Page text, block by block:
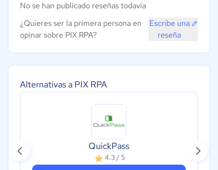
Alternativas a PIX RPA
QuickPass
4.3 / 5
No se han publicado reseñas todavía
¿Quieres ser la primera persona en
opinar sobre PIX RPA?
Escribe una
reseña